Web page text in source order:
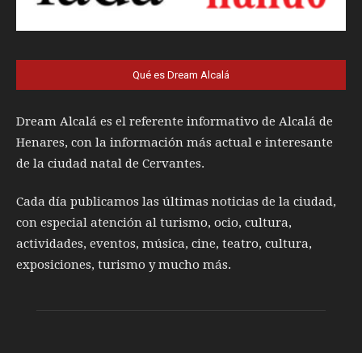
Qué es Dream Alcalá
Dream Alcalá es el referente informativo de Alcalá de
Henares, con la información más actual e interesante
de la ciudad natal de Cervantes.
Cada día publicamos las últimas noticias de la ciudad,
con especial atención al turismo, ocio, cultura,
actividades, eventos, música, cine, teatro, cultura,
exposiciones, turismo y mucho más.